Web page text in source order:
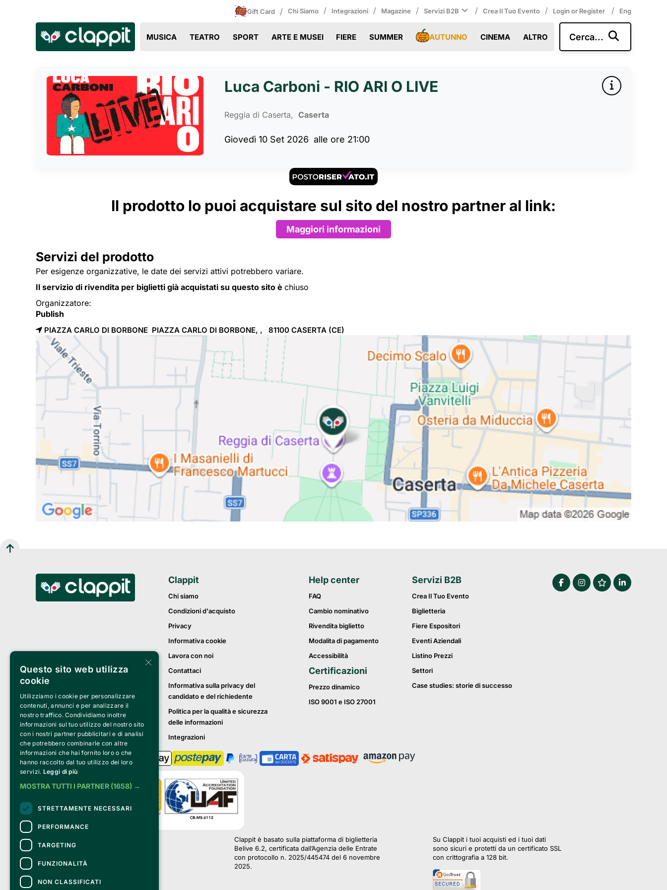
Gift Card / Chi Siamo / Integrazioni / Magazine / Servizi B2B / Crea Il Tuo Evento / Login or Register / Eng
MUSICA TEATRO SPORT ARTE E MUSEI FIERE SUMMER AUTUNNO CINEMA ALTRO Cerca...
Luca Carboni - RIO ARI O LIVE
Reggia di Caserta, Caserta
Giovedì 10 Set 2026 alle ore 21:00
Il prodotto lo puoi acquistare sul sito del nostro partner al link:
Maggiori informazioni
Servizi del prodotto
Per esigenze organizzative, le date dei servizi attivi potrebbero variare.
Il servizio di rivendita per biglietti già acquistati su questo sito è chiuso
Organizzatore:
Publish
PIAZZA CARLO DI BORBONE PIAZZA CARLO DI BORBONE, , 81100 CASERTA (CE)
Clappit
Chi siamo
Condizioni d'acquisto
Privacy
Informativa cookie
Lavora con noi
Contattaci
Informativa sulla privacy del
candidato e del richiedente
Politica per la qualità e sicurezza
delle informazioni
Integrazioni
Help center
FAQ
Cambio nominativo
Rivendita biglietto
Modalita di pagamento
Accessibilità
Certificazioni
Prezzo dinamico
ISO 9001 e ISO 27001
Servizi B2B
Crea Il Tuo Evento
Biglietteria
Fiere Espositori
Eventi Aziendali
Listino Prezzi
Settori
Case studies: storie di successo
Bemils Srl
Via Fosse Ardeatine, 4 -20092 Cinisello
PI 05589050961
Clappit è basato sulla piattaforma di biglietteria
Belive 6.2, certificata dall’Agenzia delle Entrate
con protocollo n. 2025/445474 del 6 novembre
2025.
Su Clappit i tuoi acquisti ed i tuoi dati
sono sicuri e protetti da un certificato SSL
con crittografia a 128 bit.
×
Questo sito web utilizza
cookie
Utilizziamo i cookie per personalizzare
contenuti, annunci e per analizzare il
nostro traffico. Condividiamo inoltre
informazioni sul tuo utilizzo del nostro sito
con i nostri partner pubblicitari e di analisi
che potrebbero combinarle con altre
informazioni che hai fornito loro o che
hanno raccolto dal tuo utilizzo dei loro
servizi. Leggi di più
MOSTRA TUTTI I PARTNER (1658) →
STRETTAMENTE NECESSARI
PERFORMANCE
TARGETING
FUNZIONALITÀ
NON CLASSIFICATI